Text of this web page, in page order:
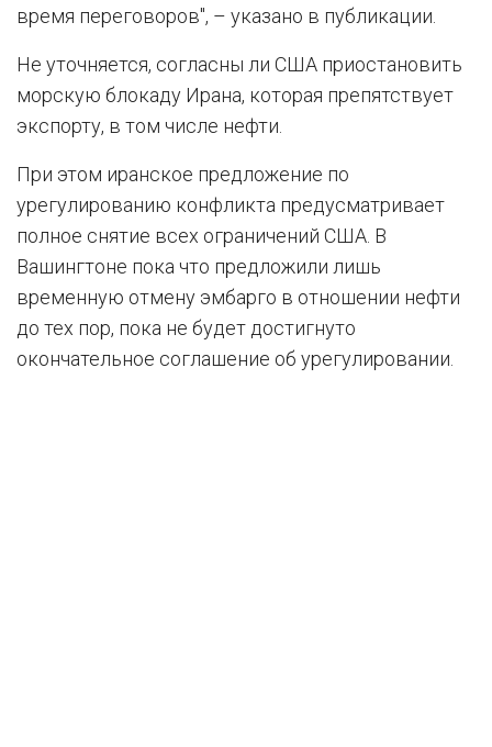
время переговоров", – указано в публикации.
Не уточняется, согласны ли США приостановить
морскую блокаду Ирана, которая препятствует
экспорту, в том числе нефти.
При этом иранское предложение по
урегулированию конфликта предусматривает
полное снятие всех ограничений США. В
Вашингтоне пока что предложили лишь
временную отмену эмбарго в отношении нефти
до тех пор, пока не будет достигнуто
окончательное соглашение об урегулировании.